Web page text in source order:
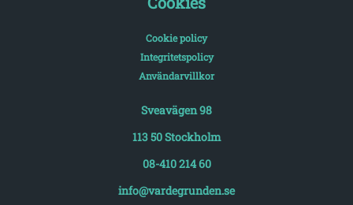
Cookie policy
Integritetspolicy
Användarvillkor
Sveavägen 98
113 50 Stockholm
08-410 214 60
info@vardegrunden.se